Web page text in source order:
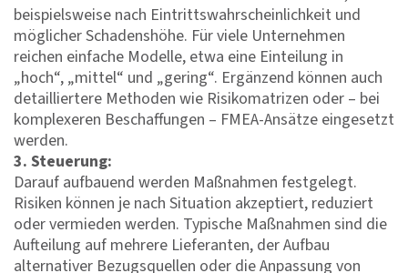
beispielsweise nach Eintrittswahrscheinlichkeit und
möglicher Schadenshöhe. Für viele Unternehmen
reichen einfache Modelle, etwa eine Einteilung in
„hoch“, „mittel“ und „gering“. Ergänzend können auch
detailliertere Methoden wie Risikomatrizen oder – bei
komplexeren Beschaffungen – FMEA-Ansätze eingesetzt
werden.
3. Steuerung:
Darauf aufbauend werden Maßnahmen festgelegt.
Risiken können je nach Situation akzeptiert, reduziert
oder vermieden werden. Typische Maßnahmen sind die
Aufteilung auf mehrere Lieferanten, der Aufbau
alternativer Bezugsquellen oder die Anpassung von